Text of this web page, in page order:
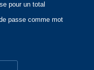
pour un total
passe comme mot